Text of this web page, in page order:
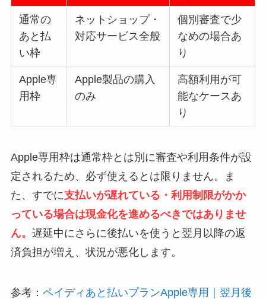
通常の
あと払
い枠
ネットショップ・
対応サービス全般
個別審査で少
なめの場合あ
り
Apple専
用枠
Apple製品の購入
のみ
高額利用が可
能なケースあ
り
Apple専用枠は通常枠とは別に審査や利用条件が設
定されるため、必ず使えるとは限りません。ま
た、すでに支払いが遅れている・利用制限がかか
っている場合は現金化を進めるべきではありませ
ん。 遅延中にさらに後払いを使うと翌月以降の返
済負担が増え、状況が悪化します。
参考： ペイディあと払いプランApple専用｜翌月後